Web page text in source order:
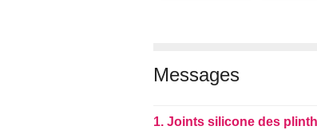
Messages
1. Joints silicone des